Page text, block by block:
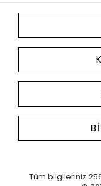
Tüm bilgileriniz